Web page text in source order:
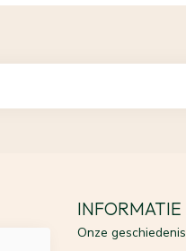
INFORMATIE
Onze geschiedenis